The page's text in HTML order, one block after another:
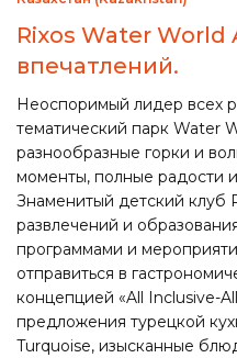
Rixos Water
впечатлений.
Неоспоримый лидер всех
тематический парк Water
разнообразные горки и
моменты, полные радости
Знаменитый детский клуб
развлечений и
программами и
отправиться в
концепцией «All Inclusive-
предложения турецкой
Turquoise, изысканные